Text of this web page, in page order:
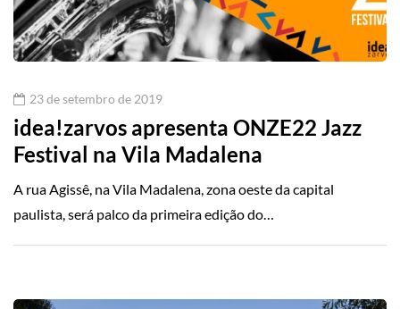
23 de setembro de 2019
idea!zarvos apresenta ONZE22 Jazz
Festival na Vila Madalena
A rua Agissê, na Vila Madalena, zona oeste da capital
paulista, será palco da primeira edição do…